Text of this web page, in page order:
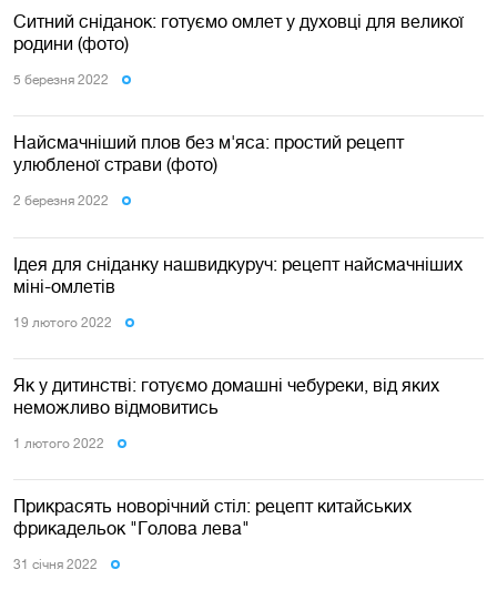
Ситний сніданок: готуємо омлет у духовці для великої
родини (фото)
5 березня 2022
Найсмачніший плов без м'яса: простий рецепт
улюбленої страви (фото)
2 березня 2022
Ідея для сніданку нашвидкуруч: рецепт найсмачніших
міні-омлетів
19 лютого 2022
Як у дитинстві: готуємо домашні чебуреки, від яких
неможливо відмовитись
1 лютого 2022
Прикрасять новорічний стіл: рецепт китайських
фрикадельок "Голова лева"
31 сiчня 2022